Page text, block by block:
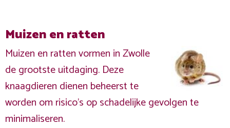
Muizen en ratten
Muizen en ratten vormen in Zwolle
de grootste uitdaging. Deze
knaagdieren dienen beheerst te
worden om risico's op schadelijke gevolgen te
minimaliseren.